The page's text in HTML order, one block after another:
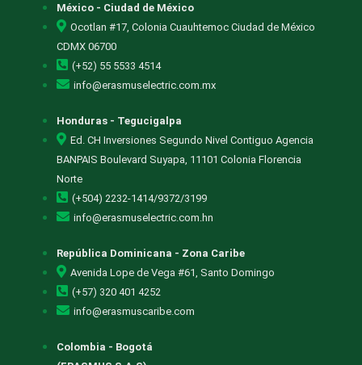
México - Ciudad de México
Ocotlan #17, Colonia Cuauhtemoc Ciudad de México
CDMX 06700
(+52) 55 5533 4514
info@erasmuselectric.com.mx
Honduras - Tegucigalpa
Ed. CH Inversiones Segundo Nivel Contiguo Agencia
BANPAIS Boulevard Suyapa, 11101 Colonia Florencia
Norte
(+504) 2232-1414/9372/3199
info@erasmuselectric.com.hn
República Dominicana - Zona Caribe
Avenida Lope de Vega #61, Santo Domingo
(+57) 320 401 4252
info@erasmuscaribe.com
Colombia - Bogotá